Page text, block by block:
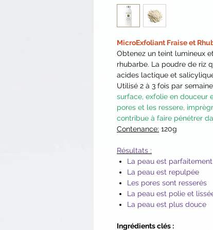
MicroExfoliant Fraise et
Obtenez un teint lumineux
rhubarbe. La poudre de riz
acides lactique et
Utilisé 2 à 3 fois par
surface, exfolie en douceur
pores et les ressere,
contribue à faire pénétrer
Contenance: 120g
Résultats :
La peau est
La peau est repulpée
Les pores sont resserés
La peau est polie et
La peau est plus douce
Ingrédients clés :